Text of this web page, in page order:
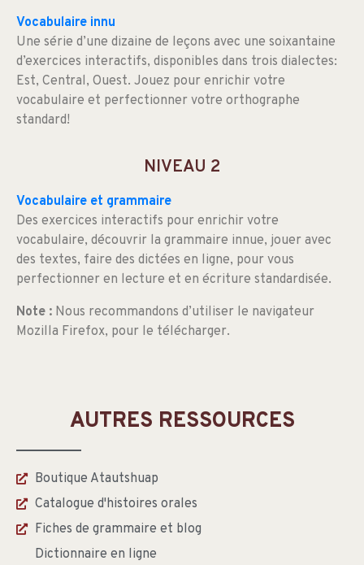
Vocabulaire innu
Une série d’une dizaine de leçons avec une soixantaine
d’exercices interactifs, disponibles dans trois dialectes:
Est, Central, Ouest. Jouez pour enrichir votre
vocabulaire et perfectionner votre orthographe
standard!
NIVEAU 2
Vocabulaire et grammaire
Des exercices interactifs pour enrichir votre
vocabulaire, découvrir la grammaire innue, jouer avec
des textes, faire des dictées en ligne, pour vous
perfectionner en lecture et en écriture standardisée.
Note : Nous recommandons d’utiliser le navigateur
Mozilla Firefox, pour le télécharger.
AUTRES RESSOURCES
Boutique Atautshuap
Catalogue d'histoires orales
Fiches de grammaire et blog
Dictionnaire en ligne